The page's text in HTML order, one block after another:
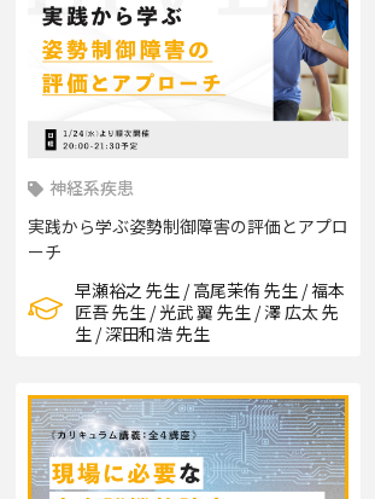
神経系疾患
実践から学ぶ姿勢制御障害の評価とアプロ
ーチ
早瀬裕之 先生 / 高尾茉侑 先生 / 福本
匠吾 先生 / 光武 翼 先生 / 澤 広太 先
生 / 深田和浩 先生